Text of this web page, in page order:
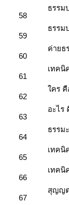
58
ธรรม
59
ธรรม
60
ค่ายธ
61
เทคนิ
62
ใคร คื
63
อะไร
64
ธรรม
65
เทคนิ
66
เทคนิ
67
สุญญต